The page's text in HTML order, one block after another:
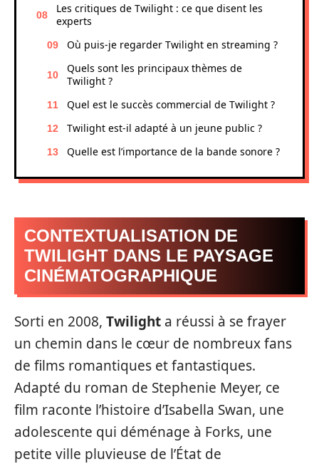
Les critiques de Twilight : ce que disent les
experts
Où puis-je regarder Twilight en streaming ?
Quels sont les principaux thèmes de
Twilight ?
Quel est le succès commercial de Twilight ?
Twilight est-il adapté à un jeune public ?
Quelle est l’importance de la bande sonore ?
CONTEXTUALISATION DE
TWILIGHT DANS LE PAYSAGE
CINÉMATOGRAPHIQUE
Sorti en 2008, Twilight a réussi à se frayer
un chemin dans le cœur de nombreux fans
de films romantiques et fantastiques.
Adapté du roman de Stephenie Meyer, ce
film raconte l’histoire d’Isabella Swan, une
adolescente qui déménage à Forks, une
petite ville pluvieuse de l’État de